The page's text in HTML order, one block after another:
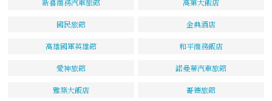
國民旅館 金典酒店
高雄國軍英雄館 和平商務飯店
愛神旅館 諾曼蒂汽車旅館
雅築大飯店 哥德旅館